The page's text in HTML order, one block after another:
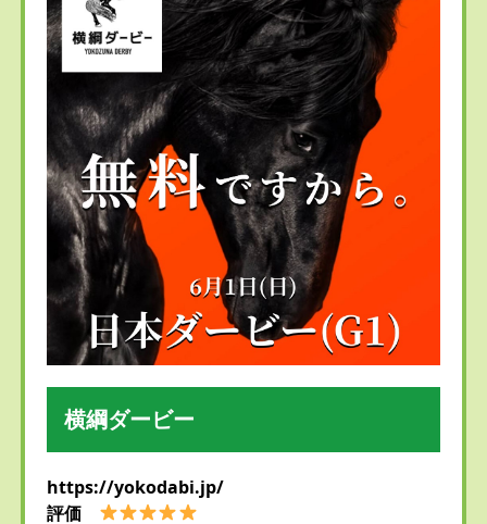
横綱ダービー
https://yokodabi.jp/
評価